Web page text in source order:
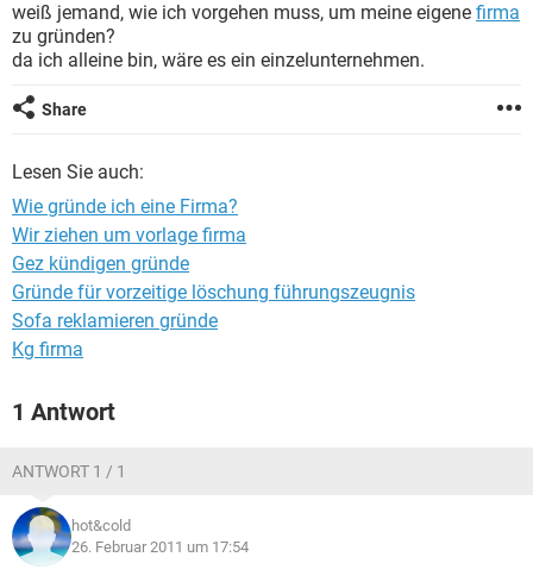
weiß jemand, wie ich vorgehen muss, um meine eigene firma
zu gründen?
da ich alleine bin, wäre es ein einzelunternehmen.
Share
Lesen Sie auch:
Wie gründe ich eine Firma?
Wir ziehen um vorlage firma
Gez kündigen gründe
Gründe für vorzeitige löschung führungszeugnis
Sofa reklamieren gründe
Kg firma
1 Antwort
ANTWORT 1 / 1
hot&cold
26. Februar 2011 um 17:54